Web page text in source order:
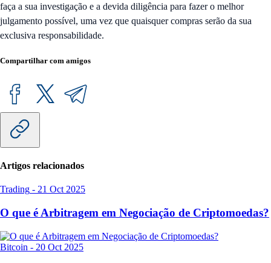
faça a sua investigação e a devida diligência para fazer o melhor
julgamento possível, uma vez que quaisquer compras serão da sua
exclusiva responsabilidade.
Compartilhar com amigos
Artigos relacionados
Trading - 21 Oct 2025
O que é Arbitragem em Negociação de Criptomoedas?
Bitcoin - 20 Oct 2025